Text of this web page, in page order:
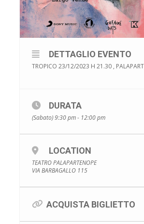
DETTAGLIO EVENTO
TROPICO 23/12/2023 H 21.30 ,
DURATA
(Sabato) 9:30 pm - 12:00 pm
LOCATION
TEATRO PALAPARTENOPE
VIA BARBAGALLO 115
ACQUISTA BIGLIETTO